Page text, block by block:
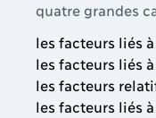
quatre grandes
les facteurs liés
les facteurs liés
les facteurs
les facteurs liés